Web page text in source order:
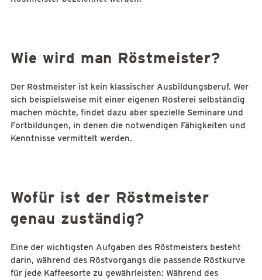
Wie wird man Röstmeister?
Der Röstmeister ist kein klassischer Ausbildungsberuf. Wer
sich beispielsweise mit einer eigenen Rösterei selbständig
machen möchte, findet dazu aber spezielle Seminare und
Fortbildungen, in denen die notwendigen Fähigkeiten und
Kenntnisse vermittelt werden.
Wofür ist der Röstmeister
genau zuständig?
Eine der wichtigsten Aufgaben des Röstmeisters besteht
darin, während des Röstvorgangs die passende Röstkurve
für jede Kaffeesorte zu gewährleisten: Während des